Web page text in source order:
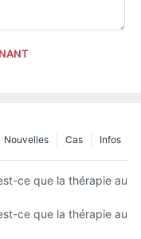
Infos
Cas
Nouvelles
traitements anti-
ce que la thérapie au
chiens réduit le
ce que la thérapie au